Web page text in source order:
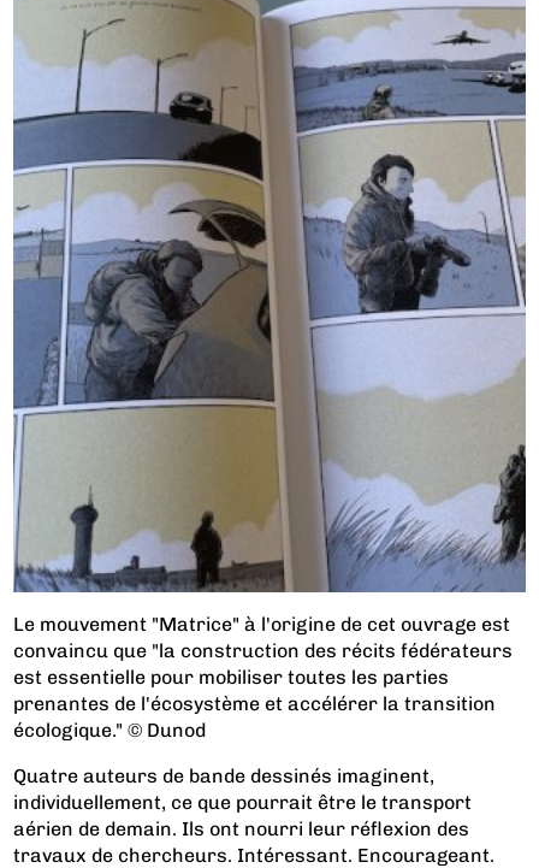
Le mouvement "Matrice" à l'origine de cet ouvrage est
convaincu que "la construction des récits fédérateurs
est essentielle pour mobiliser toutes les parties
prenantes de l'écosystème et accélérer la transition
écologique." © Dunod
Quatre auteurs de bande dessinés imaginent,
individuellement, ce que pourrait être le transport
aérien de demain. Ils ont nourri leur réflexion des
travaux de chercheurs. Intéressant. Encourageant.